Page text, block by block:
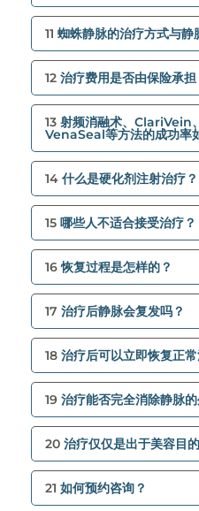
11 蜘蛛静脉的治疗方式与静
12 治疗费用是否由保险承担
13 射频消融术、ClariVein
VenaSeal等方法的成功率
14 什么是硬化剂注射治疗？
15 哪些人不适合接受治疗？
16恢复过程是怎样的？
17 治疗后静脉会复发吗？
18 治疗后可以立即恢复正常
19 治疗能否完全消除静脉的
20 治疗仅仅是出于美容目
21 如何预约咨询？